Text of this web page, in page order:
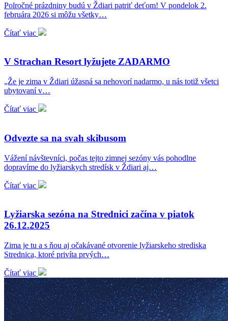
Polročné prázdniny budú v Ždiari patriť deťom! V pondelok 2.
februára 2026 si môžu všetky…
Čítať viac
V Strachan Resort lyžujete ZADARMO
„Že je zima v Ždiari úžasná sa nehovorí nadarmo, u nás totiž všetci
ubytovaní v…
Čítať viac
Odvezte sa na svah skibusom
Vážení návštevníci, počas tejto zimnej sezóny vás pohodlne
dopravíme do lyžiarskych stredísk v Ždiari aj…
Čítať viac
Lyžiarska sezóna na Strednici začína v piatok
26.12.2025
Zima je tu a s ňou aj očakávané otvorenie lyžiarskeho strediska
Strednica, ktoré privíta prvých…
Čítať viac